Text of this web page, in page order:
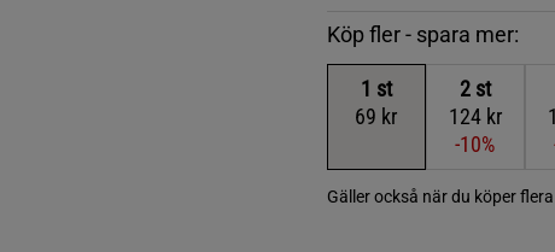
Köp fler - spara mer:
1 st
69 kr
2st
124 kr
-10%
Gäller också när du köper